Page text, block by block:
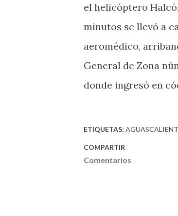
el helicóptero
minutos se llevó a
aeromédico,
General de Zona
donde ingresó en
ETIQUETAS:
COMPARTIR
Comentarios